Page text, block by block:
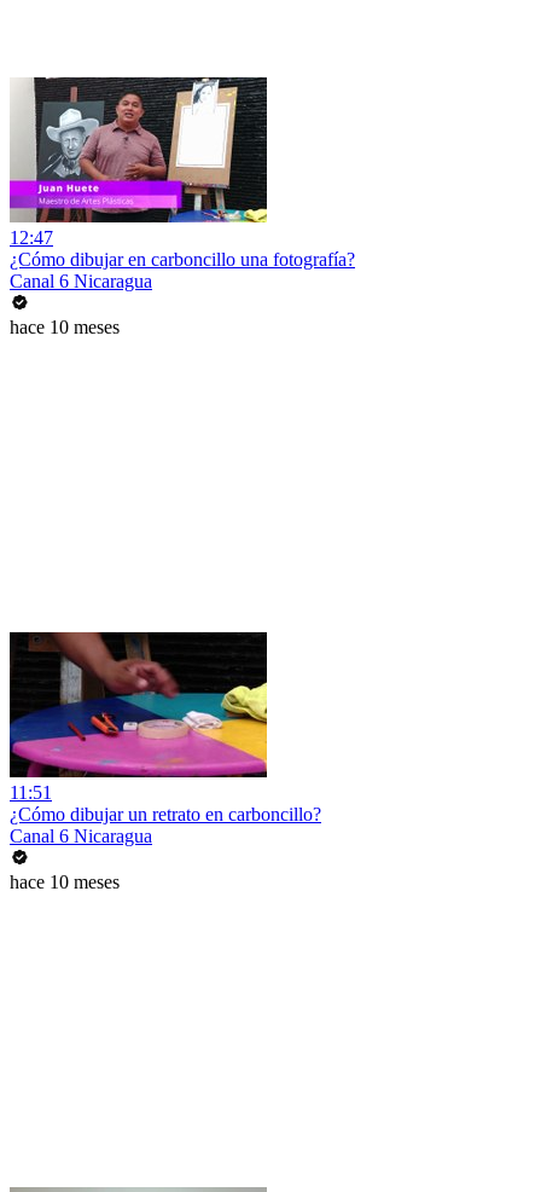
12:47
¿Cómo dibujar en carboncillo una fotografía?
Canal 6 Nicaragua
hace 10 meses
11:51
¿Cómo dibujar un retrato en carboncillo?
Canal 6 Nicaragua
hace 10 meses